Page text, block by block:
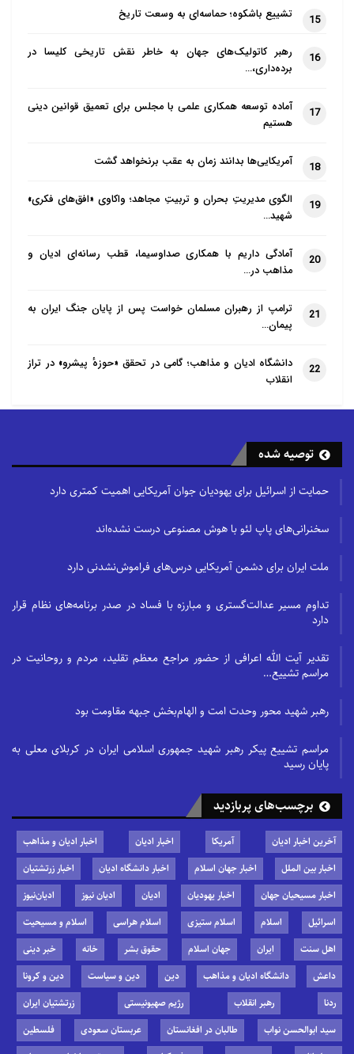
15 تشییع باشکوه؛ حماسه‌ای به وسعت تاریخ
16
رهبر کاتولیک‌های جهان به خاطر نقش تاریخی کلیسا در
برده‌داری،…
17
آماده توسعه همکاری علمی با مجلس برای تعمیق قوانین دینی
هستیم
18 آمریکایی‌ها بدانند زمان به عقب برنخواهد گشت
19
الگوی مدیریتِ بحران و تربیتِ مجاهد؛ واکاوی «افق‌های فکری»
شهید…
20
آمادگی داریم با همکاری صداوسیما، قطب رسانه‌ای ادیان و
مذاهب در…
21
ترامپ از رهبران مسلمان خواست پس از پایان جنگ ایران به
پیمان…
22
دانشگاه ادیان و مذاهب؛ گامی در تحقق «حوزهٔ پیشرو» در تراز
انقلاب
توصیه شده
حمایت از اسرائیل برای یهودیان جوان آمریکایی اهمیت کمتری دارد
سخنرانی‌های پاپ لئو با هوش مصنوعی درست نشده‌اند
ملت ایران برای دشمن آمریکایی درس‌های فراموش‌نشدنی دارد
تداوم مسیر عدالت‌گستری و مبارزه با فساد در صدر برنامه‌های نظام قرار
دارد
تقدیر آیت الله اعرافی از حضور مراجع معظم تقلید، مردم و روحانیت در
مراسم تشییع…
رهبر شهید محور وحدت امت و الهام‌بخش جبهه مقاومت بود
مراسم تشییع پیکر رهبر شهید جمهوری اسلامی ایران در کربلای معلی به
پایان رسید
برچسب‌های پربازدید
آخرین اخبار ادیان آمریکا اخبار ادیان
اخبار ادیان و مذاهب
اخبار بین الملل
اخبار جهان اسلام اخبار دانشگاه ادیان
اخبار زرتشتیان
اخبار مسیحیان جهان
اخبار یهودیان ادیان ادیان نیوز
ادیان‌نیوز
اسرائیل
اسلام اسلام ستیزی اسلام هراسی
اسلام و مسیحیت
اهل سنت
ایران جهان اسلام حقوق بشر خانه
خبر دینی
داعش
دانشگاه ادیان و مذاهب دین دین و سیاست
دین و کرونا
ردنا
رهبر انقلاب رژیم صهیونیستی
زرتشتیان ایران
سید ابوالحسن نواب
طالبان در افغانستان عربستان سعودی
فلسطین